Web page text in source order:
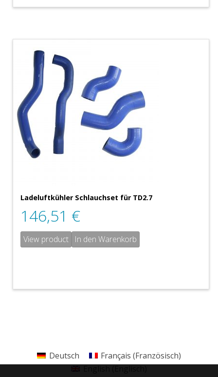
Ladeluftkühler Schlauchset für TD2.7
146,51 €
View product In den Warenkorb
Deutsch Français (Französisch)